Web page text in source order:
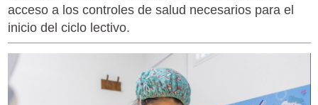
acceso a los controles de salud necesarios para el
inicio del ciclo lectivo.